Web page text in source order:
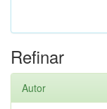
Refinar
Autor